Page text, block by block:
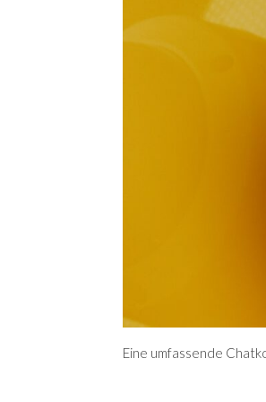
Eine umfassende